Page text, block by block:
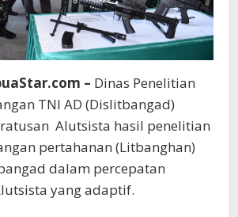
– Dinas Penelitian
TNI AD (Dislitbangad)
Alutsista hasil penelitian
pertahanan (Litbanghan)
dalam percepatan
yang adaptif.